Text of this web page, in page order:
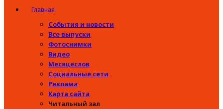
Главная
События и новости
Все выпуски
Фотоснимки
Видео
Месяцеслов
Социальные сети
Реклама
Карта сайта
Читальный зал